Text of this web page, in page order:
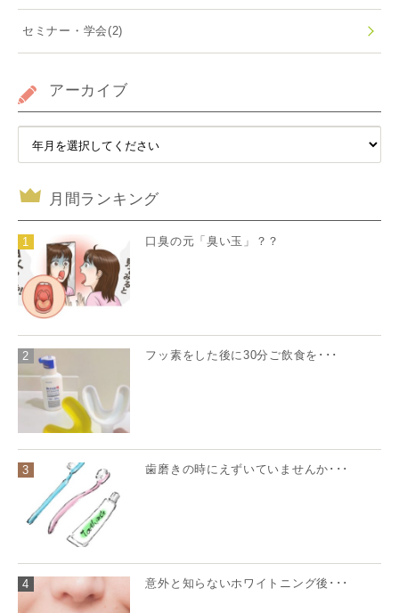
セミナー・学会(2)
アーカイブ
月間ランキング
1 口臭の元「臭い玉」？？
2 フッ素をした後に30分ご飲食を･･･
3 歯磨きの時にえずいていませんか･･･
4 意外と知らないホワイトニング後･･･